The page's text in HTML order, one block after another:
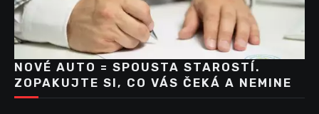
NOVÉ AUTO = SPOUSTA STAROSTÍ.
ZOPAKUJTE SI, CO VÁS ČEKÁ A NEMINE